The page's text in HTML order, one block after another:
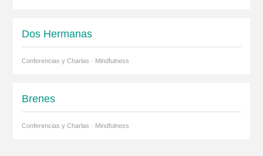
Dos Hermanas
Conferencias y Charlas · Mindfulness
Brenes
Conferencias y Charlas · Mindfulness